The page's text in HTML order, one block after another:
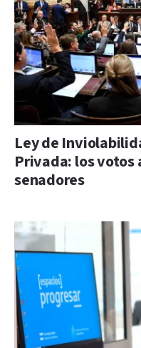
Ley de
Privada: los votos
senadores